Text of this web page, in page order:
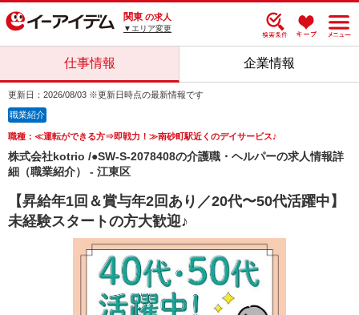
関東 の求人
▼エリア変更
仕事情報 企業情報
更新日：2026/08/03 ※更新日時点の最新情報です
職業紹介
職種：≪運転ができる方⇒即戦力！≫南砂町駅近くのデイサービス♪
株式会社kotrio /●SW-S-2078408の介護職・ヘルパーの求人情報詳
細（職業紹介） - 江東区
【昇給年1回＆賞与年2回あり／20代〜50代活躍中】
未経験スタートの方大歓迎♪